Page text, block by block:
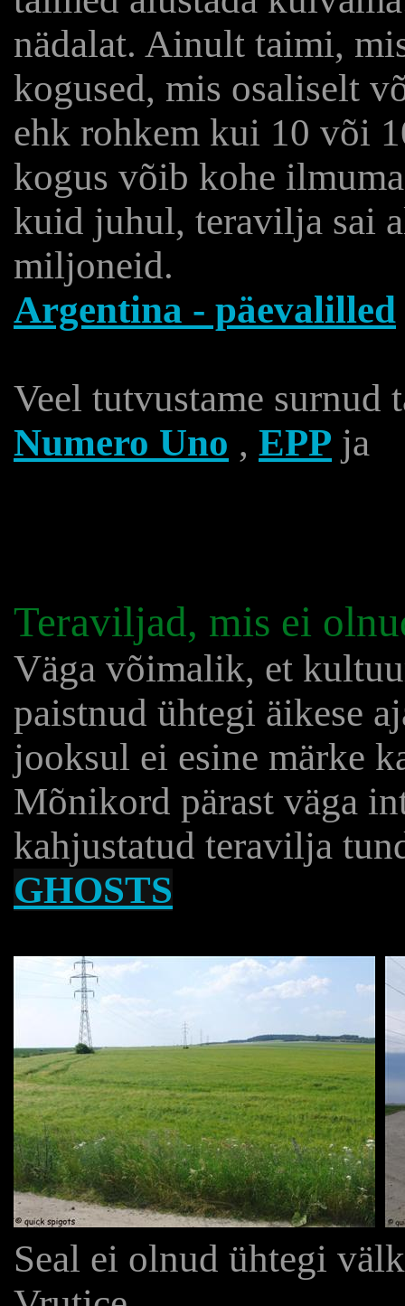
nädalat. Ainult taimi,
kogused, mis osaliselt
ehk rohkem kui 10 või
kogus võib kohe
kuid juhul, teravilja sai
miljoneid.
Argentina - päevalilled
Veel tutvustame surnud
Numero Uno , EPP ja
Teraviljad, mis ei
Väga võimalik, et
paistnud ühtegi äikese
jooksul ei esine märke
Mõnikord pärast väga
kahjustatud teravilja
GHOSTS
Seal ei olnud ühtegi